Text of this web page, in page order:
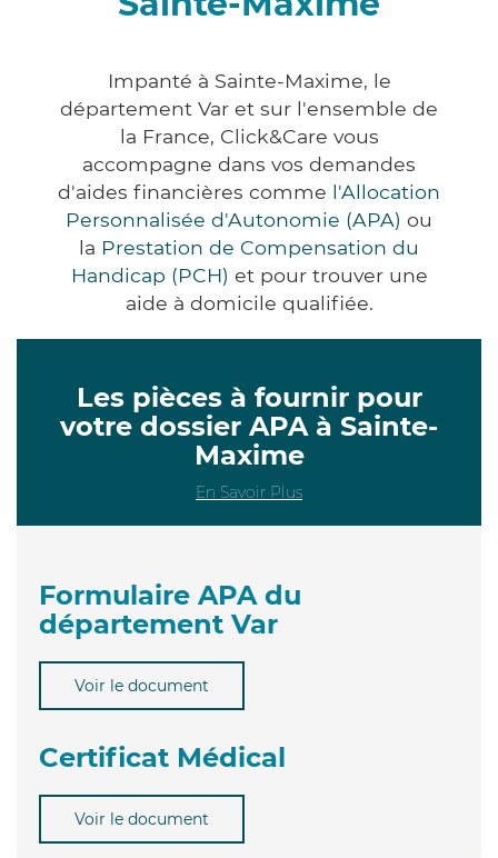
Impanté à Sainte-Maxime, le
département Var et sur l'ensemble de
la France, Click&Care vous
accompagne dans vos demandes
d'aides financières comme l'Allocation
Personnalisée d'Autonomie (APA) ou
la Prestation de Compensation du
Handicap (PCH) et pour trouver une
aide à domicile qualifiée.
Les pièces à fournir pour
votre dossier APA à Sainte-
Maxime
En Savoir Plus
Formulaire APA du
département Var
Voir le document
Certificat Médical
Voir le document